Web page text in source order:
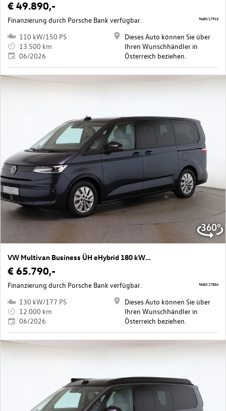
€ 49.890,-
Finanzierung durch Porsche Bank verfügbar.
110 kW/150 PS
13.500 km
06/2026
Dieses Auto können Sie über
Ihren Wunschhändler in
Österreich beziehen.
9680/17913
VW Multivan Business ÜH eHybrid 180 kW 4M
€ 65.790,-
Finanzierung durch Porsche Bank verfügbar.
130 kW/177 PS
12.000 km
06/2026
Dieses Auto können Sie über
Ihren Wunschhändler in
Österreich beziehen.
9680/17854